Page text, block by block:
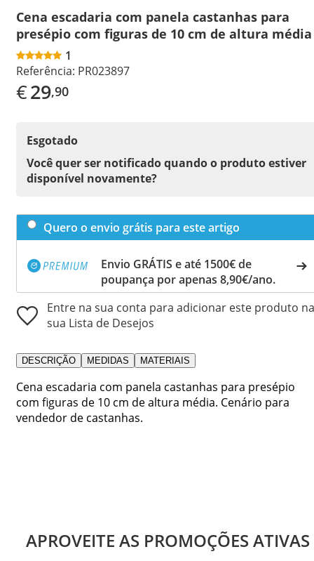
Cena escadaria com panela castanhas para
presépio com figuras de 10 cm de altura média
1
Referência: PR023897
€29,90
Esgotado
Você quer ser notificado quando o produto estiver
disponível novamente?
Quero o envio grátis para este artigo
Envio GRÁTIS e até 1500€ de
poupança por apenas 8,90€/ano.
Entre na sua conta para adicionar este produto na
sua Lista de Desejos
DESCRIÇÃO MEDIDAS MATERIAIS
Cena escadaria com panela castanhas para presépio
com figuras de 10 cm de altura média. Cenário para
vendedor de castanhas.
APROVEITE AS PROMOÇÕES ATIVAS